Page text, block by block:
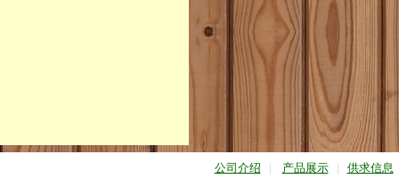
公司介绍 | 产品展示 | 供求信息